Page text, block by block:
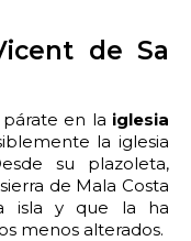
de Sa
en la iglesia
la iglesia
su plazoleta,
de Mala Costa
isla y que la ha
menos alterados.